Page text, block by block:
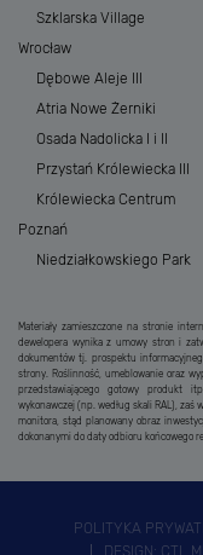
Szklarska Village
Wrocław
Dębowe Aleje III
Atria Nowe Żerniki
Osada Nadolicka I i II
Przystań Królewiecka III
Królewiecka Centrum
Poznań
Niedziałkowskiego Park
Materiały zamieszczone na stronie
dewelopera wynika z umowy stron i
dokumentów tj. prospektu
strony. Roślinność, umeblowanie oraz
przedstawiającego gotowy produkt
wykonawczej (np. według skali RAL),
monitora, stąd planowany obraz
dokonanymi do daty odbioru końcowego
POLITYKA
DESIGN: CTL